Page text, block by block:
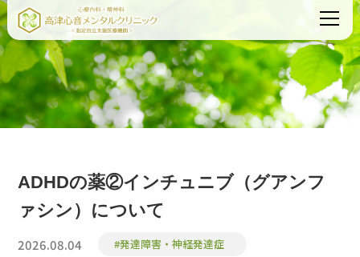
ADHDの薬②インチュニブ（グアンフ
ァシン）について
2026.08.04 #発達障害・神経発達症